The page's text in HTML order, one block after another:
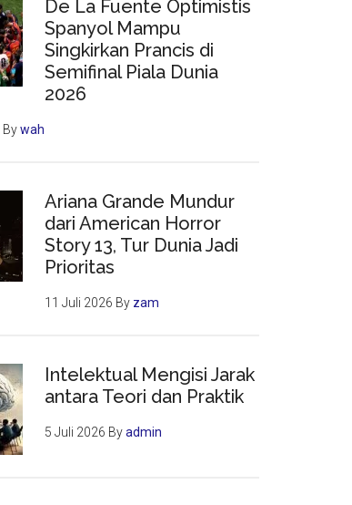
De La Fuente Optimistis
Spanyol Mampu
Singkirkan Prancis di
Semifinal Piala Dunia
2026
Bywah
Ariana Grande Mundur
dari American Horror
Story 13, Tur Dunia Jadi
Prioritas
11 Juli 2026 By zam
Intelektual Mengisi Jarak
antara Teori dan Praktik
5 Juli 2026 Byadmin